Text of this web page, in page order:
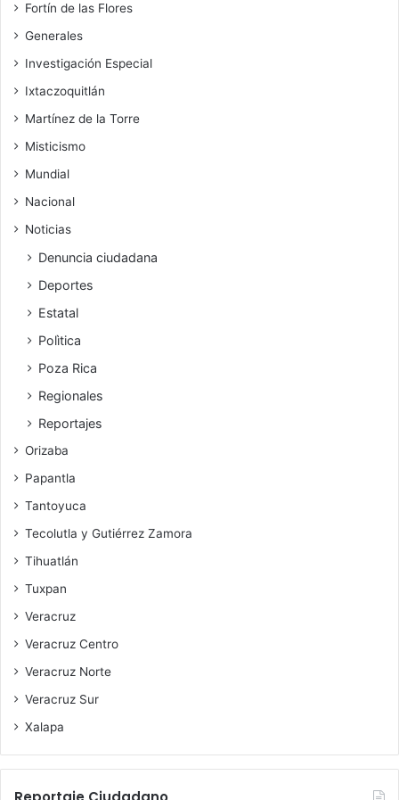
Fortín de las Flores
Generales
Investigación Especial
Ixtaczoquitlán
Martínez de la Torre
Misticismo
Mundial
Nacional
Noticias
Denuncia ciudadana
Deportes
Estatal
Polìtica
Poza Rica
Regionales
Reportajes
Orizaba
Papantla
Tantoyuca
Tecolutla y Gutiérrez Zamora
Tihuatlán
Tuxpan
Veracruz
Veracruz Centro
Veracruz Norte
Veracruz Sur
Xalapa